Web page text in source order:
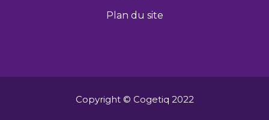
Plan du site
Copyright © Cogetiq 2022